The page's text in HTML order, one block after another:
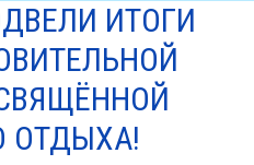
ИТОГИ
ОТДЫХА!